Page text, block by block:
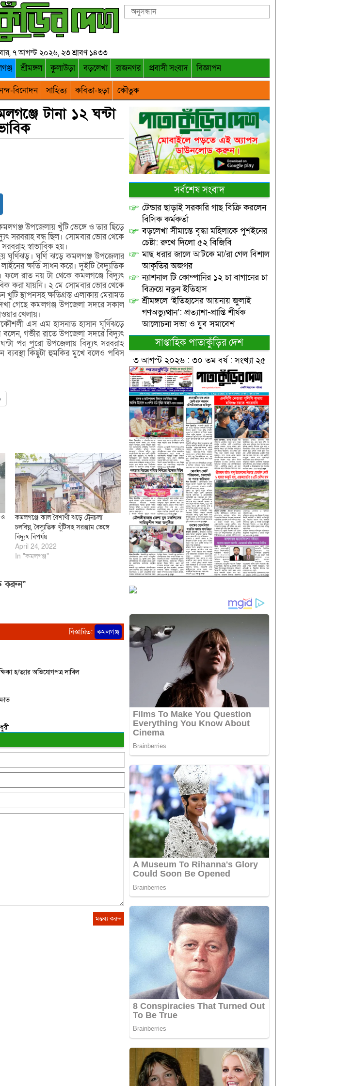
৭ আগস্ট ২০২৬, ২৩ শ্রাবণ ১৪৩৩
শ্রীমঙ্গল কুলাউড়া বড়লেখা রাজনগর প্রবাসী সংবাদ
বিজ্ঞাপন
বিনোদন সাহিত্য কবিতা-ছড়া কৌতুক
টানা ১২ ঘন্টা
উপজেলায় খ্ুঁটি ভেঙ্গে ও তার ছিড়ে
সরবরাহ বন্ধ ছিল। সোমবার ভোর থেকে
স্বাভাবিক হয়।
ঘূর্ণিঝড়। ঘূর্ণি ঝড়ে কমলগঞ্জ উপজেলার
ক্ষতি সাধন করে। দুইটি বৈদ্যুতিক
ফলে রাত নয় টা থেকে কমলগঞ্জে বিদ্যুৎ
করা যায়নি। ২ মে সোমবার ভোর থেকে
খুটি স্থাপনসহ ক্ষতিগ্রস্ত এলাকায় মেরামত
গেছে কমলগঞ্জ উপজেলা সদরে সকাল
খেলায়।
এস এম হাসনাত হাসান ঘূর্ণিঝড়ে
বলেন, গভীর রাতে উপজেলা সদরে বিদ্যুৎ
পর পুরো উপজেলায় বিদ্যুৎ সরবরাহ
ব্যবস্থা কিছুটা হুমকির মুখে বলেও পবিস
কমলগঞ্জে কাল বৈশাখী ঝড়ে ট্রেনচলা
চলবিঘ্ন, বৈদ্যুতিক খুঁটিসহ সরঞ্জাম ভেঙ্গে
বিদ্যুৎ বিপর্যয়
April 24, 2022
In "কমলগঞ্জ"
করুন”
বিস্তারিত: কমলগঞ্জ
হ/ত্যার অভিযোগপত্র দাখিল
সর্বশেষ সংবাদ
টেন্ডার ছাড়াই সরকারি গাছ বিক্রি করলেন
বিসিক কর্মকর্তা
বড়লেখা সীমান্তে বৃদ্ধা মহিলাকে পুশইনের
চেষ্টা: রুখে দিলো ৫২ বিজিবি
মাছ ধরার জালে আটকে মা/রা গেল বিশাল
আকৃতির অজগর
ন্যাশনাল টি কোম্পানির ১২ চা বাগানের চা
বিক্রয়ে নতুন ইতিহাস
শ্রীমঙ্গলে ‘ইতিহাসের আয়নায় জুলাই
গণঅভ্যুত্থান’: প্রত্যাশা-প্রাপ্তি শীর্ষক
আলোচনা সভা ও যুব সমাবেশ
সাপ্তাহিক পাতাকুঁড়ির দেশ
৩ আগস্ট ২০২৬ : ৩০ তম বর্ষ : সংখ্যা ২৫